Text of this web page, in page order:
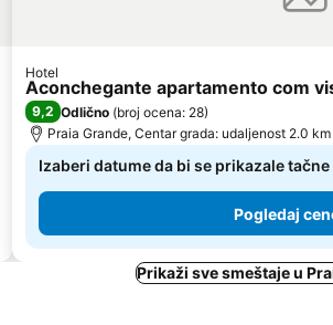
Hotel
Aconchegante apartamento com
9,2 Odlično (broj ocena: 28)
Praia Grande, Centar grada: udaljenost 2.0 km
Izaberi datume da bi se prikazale tačne
Pogledaj
Prikaži sve smeštaje u